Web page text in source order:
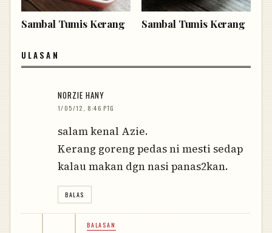
Sambal Tumis Kerang Sambal Tumis Kerang
ULASAN
NORZIE HANY
1/05/12, 8:46 PTG
salam kenal Azie.
Kerang goreng pedas ni mesti sedap
kalau makan dgn nasi panas2kan.
BALAS
BALASAN